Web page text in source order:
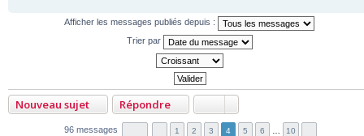
Afficher les messages publiés depuis :
Trier par
Nouveau sujet Répondre
96 messages 1 2 3 4 5 6 10